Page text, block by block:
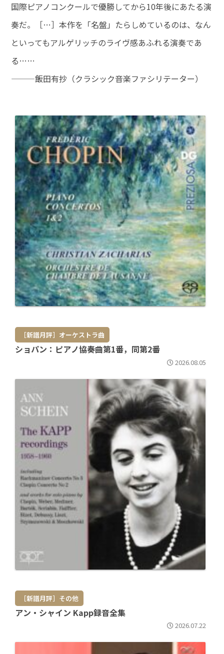
国際ピアノコンクールで優勝してから10年後にあたる演
奏だ。［…］本作を「名盤」たらしめているのは、なん
といってもアルゲリッチのライヴ感あふれる演奏であ
る……
———飯田有抄（クラシック音楽ファシリテーター）
［新譜月評］オーケストラ曲
ショパン：ピアノ協奏曲第1番，同第2番
2026.08.05
［新譜月評］その他
アン・シャイン Kapp録音全集
2026.07.22